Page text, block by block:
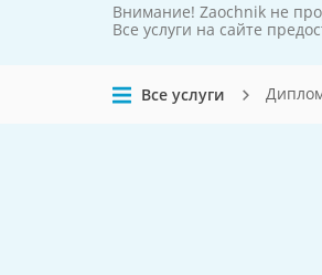
Zaochnik
дипломы
Внимание! Zaochnik не
Все услуги на сайте
Все услуги